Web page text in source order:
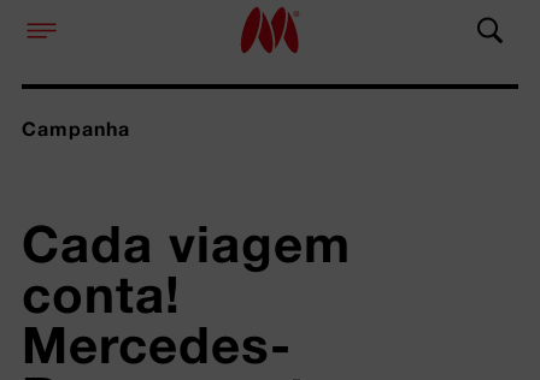
Campanha
Cada viagem
conta!
Mercedes-